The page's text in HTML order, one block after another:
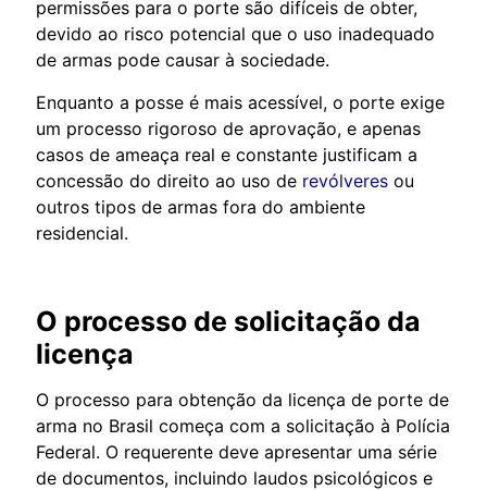
permissões para o porte são difíceis de obter,
devido ao risco potencial que o uso inadequado
de armas pode causar à sociedade.
Enquanto a posse é mais acessível, o porte exige
um processo rigoroso de aprovação, e apenas
casos de ameaça real e constante justificam a
concessão do direito ao uso de revólveres ou
outros tipos de armas fora do ambiente
residencial.
O processo de solicitação da
licença
O processo para obtenção da licença de porte de
arma no Brasil começa com a solicitação à Polícia
Federal. O requerente deve apresentar uma série
de documentos, incluindo laudos psicológicos e